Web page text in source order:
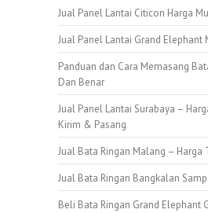
Jual Panel Lantai Citicon Harga
Jual Panel Lantai Grand Elephant
Panduan dan Cara Memasang
Dan Benar
Jual Panel Lantai Surabaya –
Kirim & Pasang
Jual Bata Ringan Malang – Harga
Jual Bata Ringan Bangkalan
Beli Bata Ringan Grand Elephant